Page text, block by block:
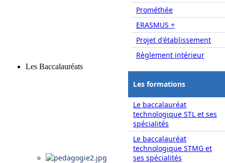
Prométhée
ERASMUS +
Projet d'établissement
Règlement intérieur
Les Baccalauréats
Les formations
Le baccalauréat
technologique STL et ses
spécialités
Le baccalauréat
technologique STMG et
ses spécialités